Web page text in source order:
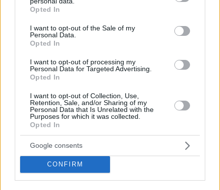
grant or deny consent to Google and its third-party tags to
use your data for below specified purposes in below Google
consent section.
Opted In
I want to opt-out of the Sale of my
Personal Data.
Opted In
I want to opt-out of processing my
Personal Data for Targeted Advertising.
Opted In
I want to opt-out of Collection, Use,
Retention, Sale, and/or Sharing of my
Personal Data that Is Unrelated with the
Purposes for which it was collected.
Opted In
Google consents
CONFIRM
Γονικές παροχές: Οι παγίδες στις μεταφορές
χρημάτων που μπορεί να κοστίσουν σε φόρο
07.08.2026, 07:58
Πόσο κοστίζει μία εβδομάδα σε βίλες
- παράδεισους
πριν μία ώρα